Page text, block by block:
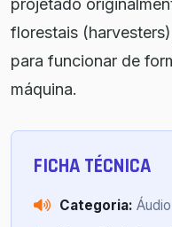
florestais
para funcionar de
máquina.
FICHA TÉCNICA
Categoria: